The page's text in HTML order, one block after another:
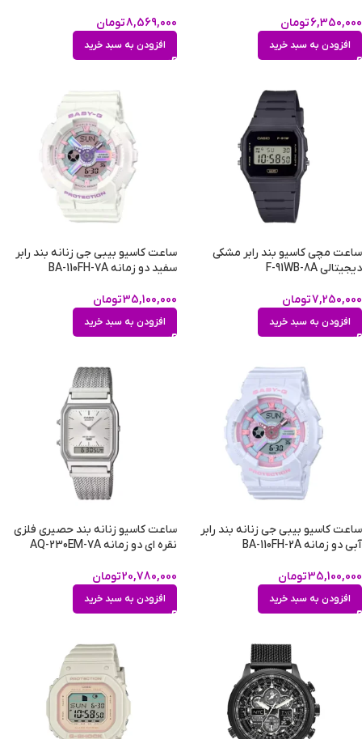
6,350,000تومان
افزودن به سبد خرید
8,569,000تومان
افزودن به سبد خرید
ساعت مچی کاسیو بند رابر مشکی
دیجیتالی F-91WB-8A
7,250,000تومان
افزودن به سبد خرید
ساعت کاسیو بیبی جی زنانه بند رابر
سفید دو زمانه BA-110FH-7A
35,100,000تومان
افزودن به سبد خرید
ساعت کاسیو بیبی جی زنانه بند رابر
آبی دو زمانه BA-110FH-2A
35,100,000تومان
افزودن به سبد خرید
ساعت کاسیو زنانه بند حصیری فلزی
نقره ای دو زمانه AQ-230EM-7A
20,780,000تومان
افزودن به سبد خرید